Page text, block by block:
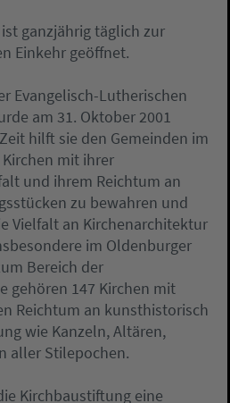
ganzjährig täglich zur
Einkehr geöffnet.
Evangelisch-Lutherischen
am 31. Oktober 2001
hilft sie den Gemeinden im
mit ihrer
und ihrem Reichtum an
zu bewahren und
Vielfalt an Kirchenarchitektur
im Oldenburger
Bereich der
gehören 147 Kirchen mit
Reichtum an kunsthistorisch
wie Kanzeln, Altären,
aller Stilepochen.
Kirchbaustiftung eine